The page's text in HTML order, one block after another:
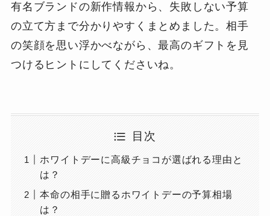
有名ブランドの新作情報から、失敗しない予算
の立て方まで分かりやすくまとめました。相手
の笑顔を思い浮かべながら、最高のギフトを見
つけるヒントにしてくださいね。
目次
ホワイトデーに高級チョコが選ばれる理由と
は？
本命の相手に贈るホワイトデーの予算相場
は？